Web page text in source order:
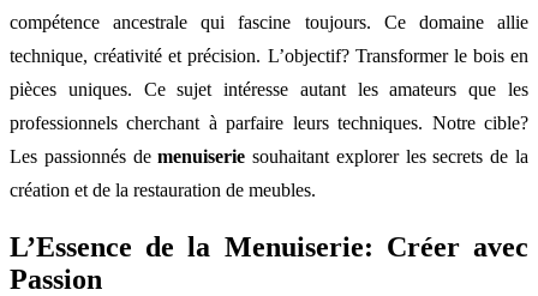
compétence ancestrale qui fascine toujours. Ce domaine allie
technique, créativité et précision. L’objectif? Transformer le bois en
pièces uniques. Ce sujet intéresse autant les amateurs que les
professionnels cherchant à parfaire leurs techniques. Notre cible?
Les passionnés demenuiserie souhaitant explorer les secrets de la
création et de la restauration de meubles.
L’Essence de la Menuiserie: Créer avec
Passion